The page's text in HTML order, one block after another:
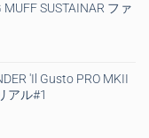
MUFF SUSTAINAR ファ
'Il Gusto PRO MKII
アル#1